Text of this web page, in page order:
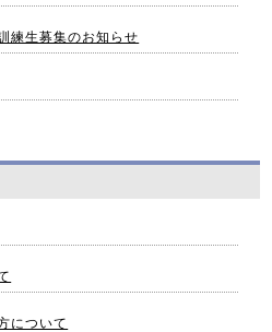
練生募集のお知らせ
について